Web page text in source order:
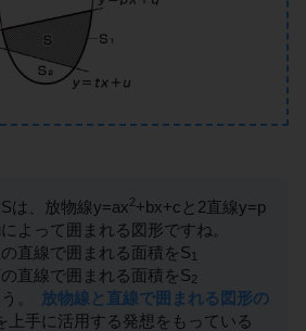
は、放物線y=ax2+bx+cと2直線y=p
よって囲まれる図形ですね。
直線で囲まれる面積をS1
直線で囲まれる面積をS2
。
放物線と直線で囲まれる図形の
上手に活用する発想をもっている